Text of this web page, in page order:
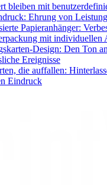
bleiben mit
Ehrung von
Papieranhänger:
mit individuellen
Design: Den Ton
Ereignisse
die auffallen:
Eindruck